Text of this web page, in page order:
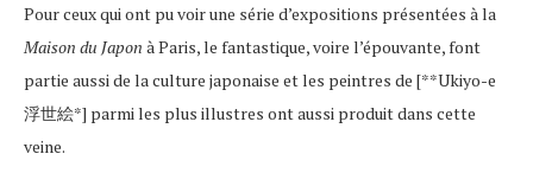
Pour ceux qui ont pu voir une série d’expositions présentées à la
Maison du Japon à Paris, le fantastique, voire l’épouvante, font
partie aussi de la culture japonaise et les peintres de [**Ukiyo-e
浮世絵*] parmi les plus illustres ont aussi produit dans cette
veine.